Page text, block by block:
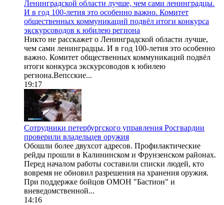
Ленинградской области лучше, чем сами ленинградцы.
И в год 100-летия это особенно важно. Комитет
общественных коммуникаций подвёл итоги конкурса
экскурсоводов к юбилею региона
Никто не расскажет о Ленинградской области лучше,
чем сами ленинградцы. И в год 100-летия это особенно
важно. Комитет общественных коммуникаций подвёл
итоги конкурса экскурсоводов к юбилею
региона.Вепсские...
19:17
Сотрудники петербургского управления Росгвардии
проверили владельцев оружия
Обошли более двухсот адресов. Профилактические
рейды прошли в Калининском и Фрунзенском районах.
Перед началом работы составили списки людей, кто
вовремя не обновил разрешения на хранения оружия.
При поддержке бойцов ОМОН "Бастион" и
вневедомственной...
14:16